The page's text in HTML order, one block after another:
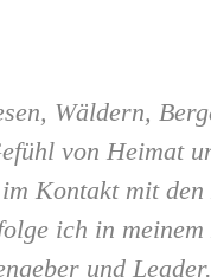
Wäldern,
von Heimat
Kontakt mit den
ich in meinem
und